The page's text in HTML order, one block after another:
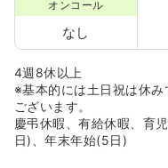
オンコール
なし
4週8休以上
※基本的には土日祝は休
ございます。
慶弔休暇、有給休暇、育
日)、年末年始(5日)